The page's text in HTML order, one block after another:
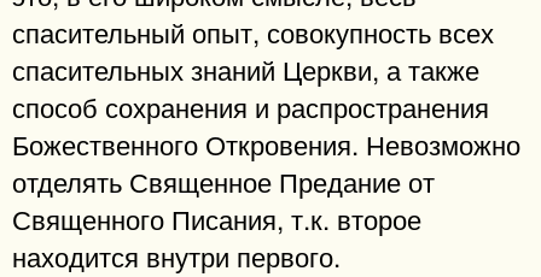
спасительный опыт, совокупность всех
спасительных знаний Церкви, а также
способ сохранения и распространения
Божественного Откровения. Невозможно
отделять Священное Предание от
Священного Писания, т.к. второе
находится внутри первого.